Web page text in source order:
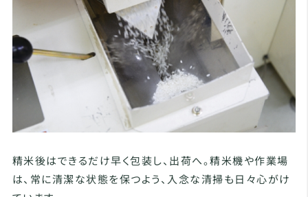
精米後はできるだけ早く包装し、出荷へ。精米機や作業場
は、常に清潔な状態を保つよう、入念な清掃も日々心がけ